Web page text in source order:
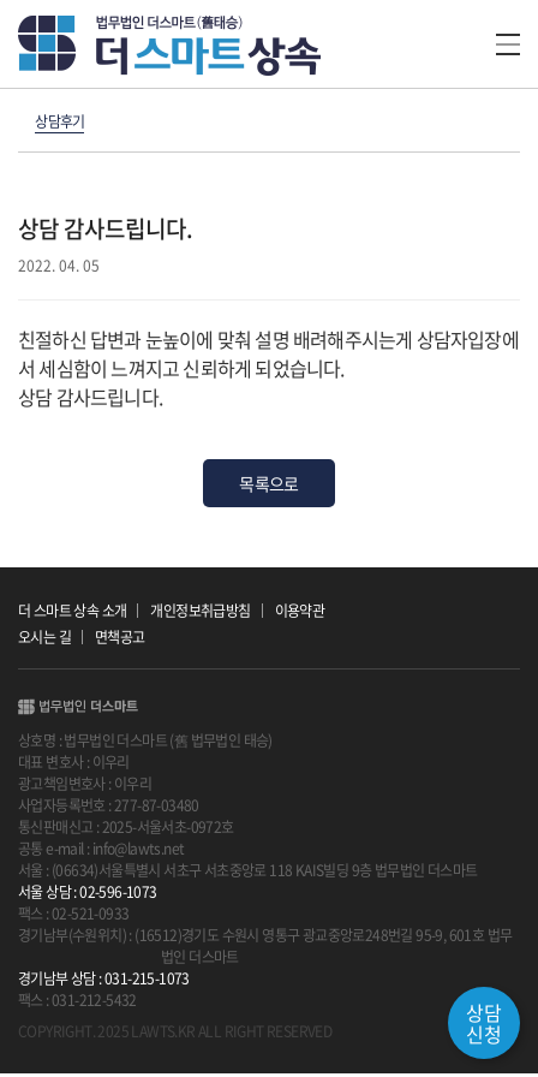
상담
신청
상담후기
상담 감사드립니다.
2022. 04. 05
친절하신 답변과 눈높이에 맞춰 설명 배려해주시는게 상담자입장에
서 세심함이 느껴지고 신뢰하게 되었습니다.
상담 감사드립니다.
목록으로
더 스마트 상속 소개 개인정보취급방침
이용약관
오시는 길
면책공고
상호명 : 법무법인 더스마트 (舊 법무법인 태승)
대표 변호사 : 이우리
광고책임변호사 : 이우리
사업자등록번호 : 277-87-03480
통신판매신고 : 2025-서울서초-0972호
공통 e-mail : info@lawts.net
서울 : (06634)서울특별시 서초구 서초중앙로 118 KAIS빌딩 9층 법무법인 더스마트
서울 상담 : 02-596-1073
팩스 : 02-521-0933
경기남부(수원위치) : (16512)경기도 수원시 영통구 광교중앙로248번길 95-9, 601호 법무
법인 더스마트
경기남부 상담 : 031-215-1073
팩스 : 031-212-5432
COPYRIGHT. 2025 LAWTS.KR ALL RIGHT RESERVED